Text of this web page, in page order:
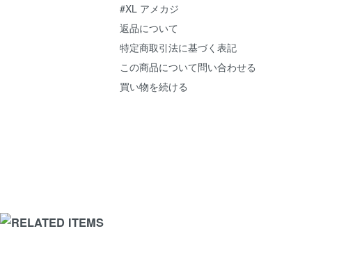
#XL アメカジ
返品について
特定商取引法に基づく表記
この商品について問い合わせる
買い物を続ける